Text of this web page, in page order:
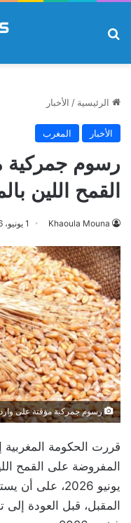
الرئيسية / الأخبار
الأخبار المغرب
رسوم جمركية
القمح اللين
Khaoula Mouna 1 يونيو، 2026
رسوم جمركية مؤقتة على
قررت الحكومة المغربية
المفروضة على القمح
المقبل، قبل العودة إلى